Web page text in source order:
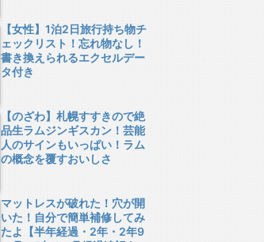
【女性】1泊2日旅行持ち物チ
ェックリスト！忘れ物なし！
書き換えられるエクセルデー
タ付き
【のざわ】札幌すすきので絶
品生ラムジンギスカン！芸能
人のサインもいっぱい！ラム
の概念を覆すおいしさ
マットレスが破れた！穴が開
いた！自分で簡単補修してみ
たよ【半年経過・2年・2年9